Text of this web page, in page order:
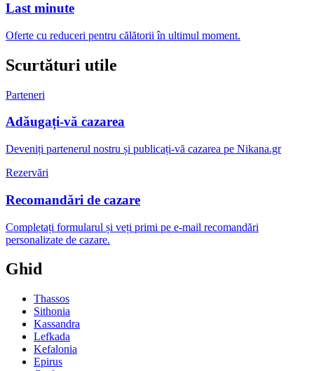
Last minute
Oferte cu reduceri pentru călătorii în ultimul moment.
Scurtături utile
Parteneri
Adăugați-vă cazarea
Deveniți partenerul nostru și publicați-vă cazarea pe Nikana.gr
Rezervări
Recomandări de cazare
Completați formularul și veți primi pe e-mail recomandări
personalizate de cazare.
Ghid
Thassos
Sithonia
Kassandra
Lefkada
Kefalonia
Epirus